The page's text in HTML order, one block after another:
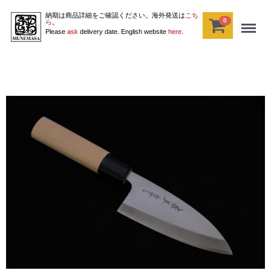
納期は商品詳細をご確認ください。海外発送は こち
ら 。
Please ask delivery date. English website here
0 Menu